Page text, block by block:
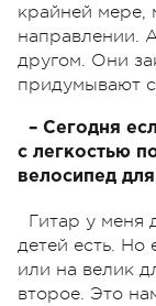
крайней мере,
направлении.
другом. Они
придумывают
– Сегодня
с легкостью
велосипед
Гитар у меня
детей есть. Но
или на велик
второе. Это